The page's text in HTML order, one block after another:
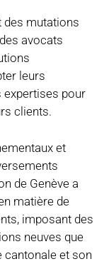
des mutations
avocats
leurs
expertises pour
clients.
et
de Genève a
matière de
imposant des
neuves que
cantonale et son